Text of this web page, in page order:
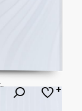
Goat Digital Polygon Vector Isolated Line Illustration